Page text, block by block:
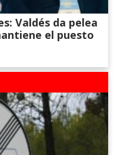
Valdés da pelea
el puesto